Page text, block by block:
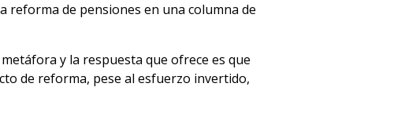
reforma de pensiones en una columna de
y la respuesta que ofrece es que
de reforma, pese al esfuerzo invertido,